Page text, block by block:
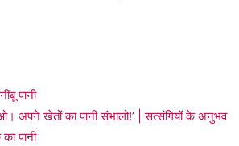
पानी
अपने खेतों का पानी संभालो!’ | सत्संगियों के अनुभव
पानी